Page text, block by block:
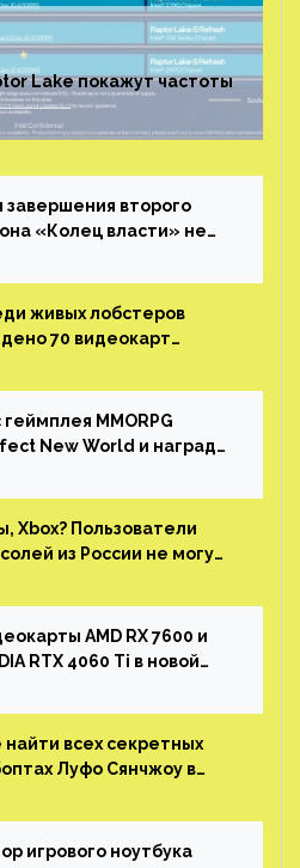
Lake покажут частоты
завершения второго
«Колец власти» не
живых лобстеров
70 видеокарт
таможни
геймплея MMORPG
New World и награды
Xbox? Пользователи
из России не могут
AMD RX 7600 и
RTX 4060 Ti в новой
найти всех секретных
Луфо Сянчжоу в
игрового ноутбука